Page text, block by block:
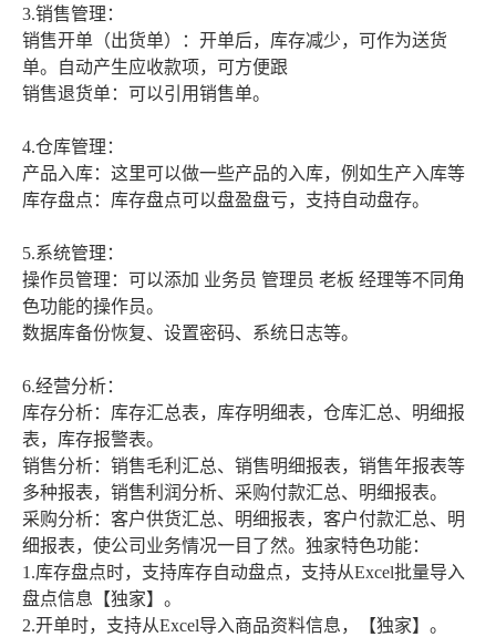
3.销售管理：
销售开单（出货单）：开单后，库存减少，可作为送货
单。自动产生应收款项，可方便跟
销售退货单：可以引用销售单。
4.仓库管理：
产品入库：这里可以做一些产品的入库，例如生产入库等
库存盘点：库存盘点可以盘盈盘亏，支持自动盘存。
5.系统管理：
操作员管理：可以添加 业务员 管理员 老板 经理等不同角
色功能的操作员。
数据库备份恢复、设置密码、系统日志等。
6.经营分析：
库存分析：库存汇总表，库存明细表，仓库汇总、明细报
表，库存报警表。
销售分析：销售毛利汇总、销售明细报表，销售年报表等
多种报表，销售利润分析、采购付款汇总、明细报表。
采购分析：客户供货汇总、明细报表，客户付款汇总、明
细报表，使公司业务情况一目了然。独家特色功能：
1.库存盘点时，支持库存自动盘点，支持从Excel批量导入
盘点信息【独家】。
2.开单时，支持从Excel导入商品资料信息，【独家】。